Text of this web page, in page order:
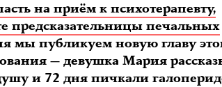
на приём к психотерапевту,
предсказательницы печальных
мы публикуем новую главу
— девушка Мария
и 72 дня пичкали